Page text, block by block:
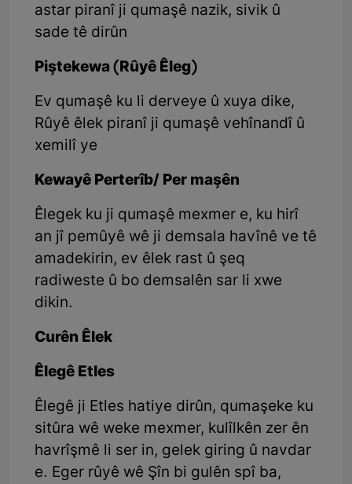
astar piranî ji qumaşê nazik, sivik û
sade tê dirûn
Piştekewa (Rûyê Êleg)
Ev qumaşê ku li derveye û xuya dike,
Rûyê êlek piranî ji qumaşê vehînandî û
xemilî ye
Kewayê Perterîb/ Per maşên
Êlegek ku ji qumaşê mexmer e, ku hirî
an jî pemûyê wê ji demsala havînê ve tê
amadekirin, ev êlek rast û şeq
radiweste û bo demsalên sar li xwe
dikin.
Curên Êlek
Êlegê Etles
Êlegê ji Etles hatiye dirûn, qumaşeke ku
sitûra wê weke mexmer, kulîlkên zer ên
havrîşmê li ser in, gelek giring û navdar
e. Eger rûyê wê Şîn bi gulên spî ba,